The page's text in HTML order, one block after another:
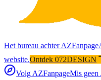
Het bureau achter AZFanpage
website.Ontdek 072DESIGN
Volg AZFanpageMis geen